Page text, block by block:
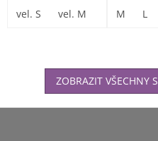
dle EN471,
vel. S vel. M vel. L
M
L
ZOBRAZIT VŠECHNY
Z